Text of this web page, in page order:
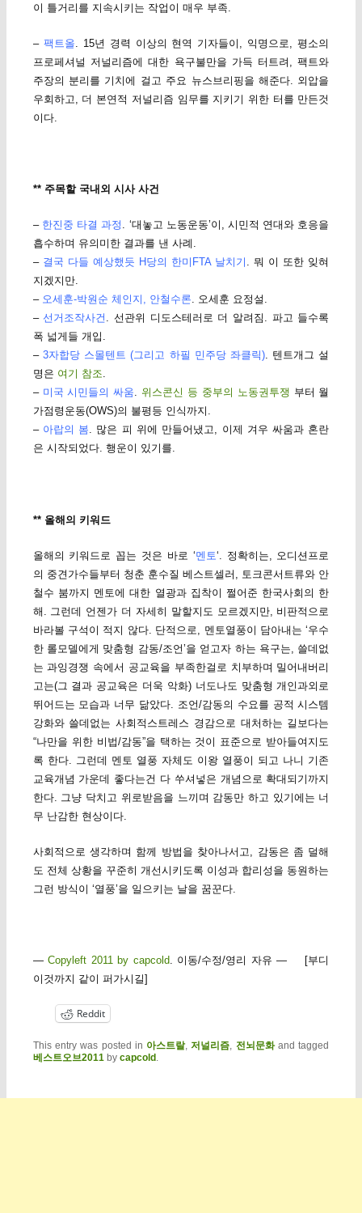
이 틀거리를 지속시키는 작업이 매우 부족.
– 팩트올 . 15년 경력 이상의 현역 기자들이, 익명으로, 평소의
프로페셔널 저널리즘에 대한 욕구불만을 가득 터트려, 팩트와
주장의 분리를 기치에 걸고 주요 뉴스브리핑을 해준다. 외압을
우회하고, 더 본연적 저널리즘 임무를 지키기 위한 터를 만든것
이다.
** 주목할 국내외 시사 사건
– 한진중 타결 과정 . ‘대놓고 노동운동’이, 시민적 연대와 호응을
흡수하며 유의미한 결과를 낸 사례.
– 결국 다들 예상했듯 H당의 한미FTA 날치기 . 뭐 이 또한 잊혀
지겠지만.
– 오세훈-박원순 체인지, 안철수론. 오세훈 요정설.
– 선거조작사건 . 선관위 디도스테러로 더 알려짐. 파고 들수록
폭 넓게들 개입.
– 3자합당 스몰텐트 (그리고 하필 민주당 좌클릭). 텐트개그 설
명은 여기 참조.
– 미국 시민들의 싸움. 위스콘신 등 중부의 노동권투쟁 부터 월
가점령운동(OWS)의 불평등 인식까지.
– 아랍의 봄. 많은 피 위에 만들어냈고, 이제 겨우 싸움과 혼란
은 시작되었다. 행운이 있기를.
** 올해의 키워드
올해의 키워드로 꼽는 것은 바로 ‘멘토‘. 정확히는, 오디션프로
의 중견가수들부터 청춘 훈수질 베스트셀러, 토크콘서트류와 안
철수 붐까지 멘토에 대한 열광과 집착이 쩔어준 한국사회의 한
해. 그런데 언젠가 더 자세히 말할지도 모르겠지만, 비판적으로
바라볼 구석이 적지 않다. 단적으로, 멘토열풍이 담아내는 ‘우수
한 롤모델에게 맞춤형 감동/조언’을 얻고자 하는 욕구는, 쓸데없
는 과잉경쟁 속에서 공교육을 부족한걸로 치부하며 밀어내버리
고는(그 결과 공교육은 더욱 악화) 너도나도 맞춤형 개인과외로
뛰어드는 모습과 너무 닮았다. 조언/감동의 수요를 공적 시스템
강화와 쓸데없는 사회적스트레스 경감으로 대처하는 길보다는
“나만을 위한 비법/감동”을 택하는 것이 표준으로 받아들여지도
록 한다. 그런데 멘토 열풍 자체도 이왕 열풍이 되고 나니 기존
교육개념 가운데 좋다는건 다 쑤셔넣은 개념으로 확대되기까지
한다. 그냥 닥치고 위로받음을 느끼며 감동만 하고 있기에는 너
무 난감한 현상이다.
사회적으로 생각하며 함께 방법을 찾아나서고, 감동은 좀 덜해
도 전체 상황을 꾸준히 개선시키도록 이성과 합리성을 동원하는
그런 방식이 ‘열풍’을 일으키는 날을 꿈꾼다.
—Copyleft 2011 by capcold. 이동/수정/영리 자유 — [부디
이것까지 같이 퍼가시길]
Reddit
This entry was posted in 아스트랄,저널리즘, 전뇌문화and tagged
베스트오브2011by capcold .